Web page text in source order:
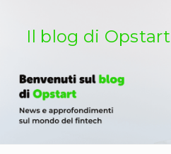
contenutoIl blog di Opstart